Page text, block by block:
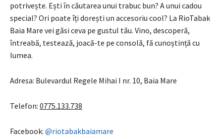
potrivește. Ești în căutarea unui trabuc bun? A unui cadou
special? Ori poate îți dorești un accesoriu cool? La RioTabak
Baia Mare vei găsi ceva pe gustul tău. Vino, descoperă,
întreabă, testează, joacă-te pe consolă, fă cunoștință cu
lumea.
Adresa: Bulevardul Regele Mihai I nr. 10, Baia Mare
Telefon: 0775.133.738
Facebook: @riotabakbaiamare